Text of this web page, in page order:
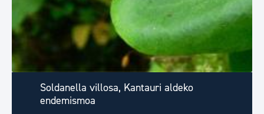
Soldanella villosa, Kantauri aldeko
endemismoa